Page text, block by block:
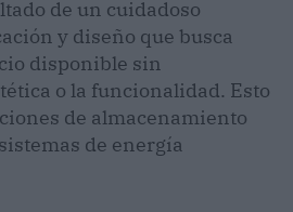
de un cuidadoso
y diseño que busca
disponible sin
o la funcionalidad. Esto
de almacenamiento
de energía